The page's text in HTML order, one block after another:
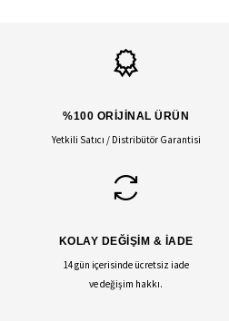
%100 ORİJİNAL ÜRÜN
Yetkili Satıcı / Distribütör Garantisi
KOLAY DEĞİŞİM & İADE
14 gün içerisinde ücretsiz iade
ve değişim hakkı.